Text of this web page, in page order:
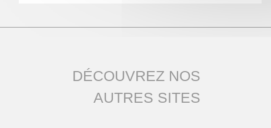
DÉCOUVREZ NOS
AUTRES SITES